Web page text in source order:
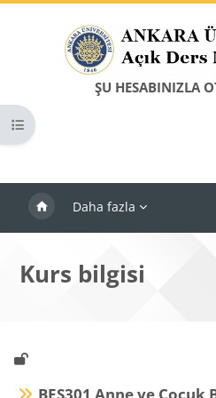
ŞU HESABINIZLA
Daha fazla
Kurs dizinini aç
Kurs bilgisi